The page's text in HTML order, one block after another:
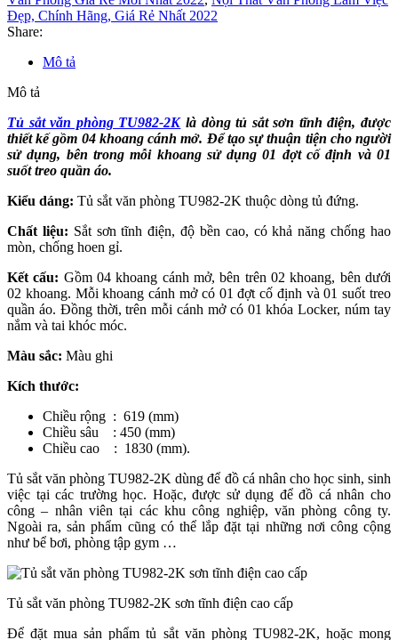
Đẹp, Chính Hãng, Giá Rẻ Nhất 2022
Share:
Mô tả
Mô tả
Tủ sắt văn phòng TU982-2Klà dòng tủ sắt sơn tĩnh điện, được
thiết kế gồm 04 khoang cánh mở. Để tạo sự thuận tiện cho người
sử dụng, bên trong mỗi khoang sử dụng 01 đợt cố định và 01
suốt treo quần áo.
Kiểu dáng: Tủ sắt văn phòng TU982-2K thuộc dòng tủ đứng.
Chất liệu: Sắt sơn tĩnh điện, độ bền cao, có khả năng chống hao
mòn, chống hoen gỉ.
Kết cấu: Gồm 04 khoang cánh mở, bên trên 02 khoang, bên dưới
02 khoang. Mỗi khoang cánh mở có 01 đợt cố định và 01 suốt treo
quần áo. Đồng thời, trên mỗi cánh mở có 01 khóa Locker, núm tay
nắm và tai khóc móc.
Màu sắc: Màu ghi
Kích thước:
Chiều rộng : 619 (mm)
Chiều sâu : 450 (mm)
Chiều cao : 1830 (mm).
Tủ sắt văn phòng TU982-2K dùng để đồ cá nhân cho học sinh, sinh
việc tại các trường học. Hoặc, được sử dụng để đồ cá nhân cho
công – nhân viên tại các khu công nghiệp, văn phòng công ty.
Ngoài ra, sản phẩm cũng có thể lắp đặt tại những nơi công cộng
như bể bơi, phòng tập gym …
Tủ sắt văn phòng TU982-2K sơn tĩnh điện cao cấp
Để đặt mua sản phẩm tủ sắt văn phòng TU982-2K, hoặc mong